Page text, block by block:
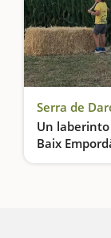
Serra de
Un
Baix